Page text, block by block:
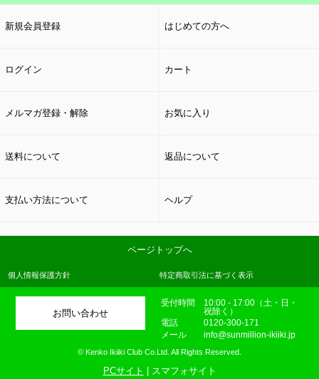
新規会員登録 はじめての方へ
ログイン カート
メルマガ登録・解除 お気に入り
送料について 返品について
支払い方法について ヘルプ
ページトップへ
個人情報保護方針 特定商取引法に基づく表示
お問い合わせ
受付時間
10:00 - 17:00（土・日・
祝除く）
電話
0120-300-171
メール
info@sunmillion-ikiiki.jp
© Kenko Ikiiki Club Co.Ltd. All Rights Reserved.
PCサイト | スマフォサイト